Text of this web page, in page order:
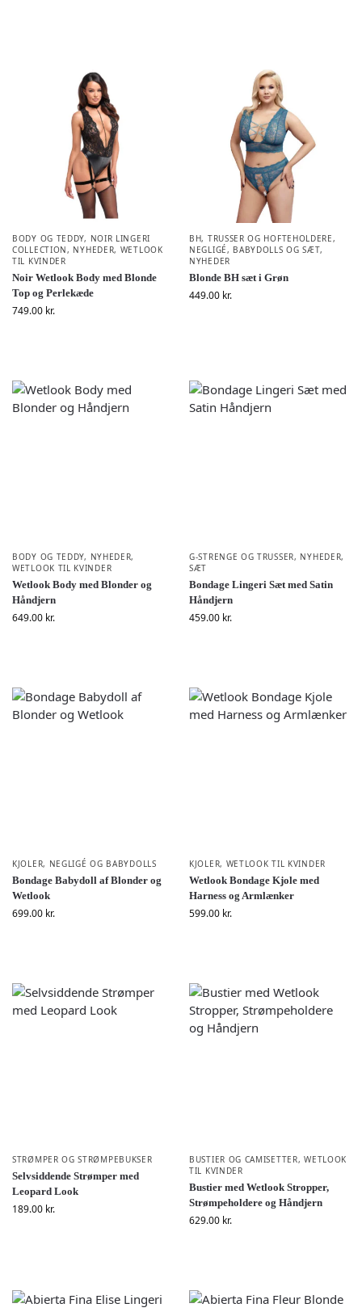
BODY OG TEDDY, NOIR LINGERI
COLLECTION, NYHEDER, WETLOOK
TIL KVINDER
Noir Wetlook Body med Blonde
Top og Perlekæde
749.00 kr.
BH, TRUSSER OG HOFTEHOLDERE,
NEGLIGÉ, BABYDOLLS OG SÆT,
NYHEDER
Blonde BH sæt i Grøn
449.00 kr.
BODY OG TEDDY, NYHEDER,
WETLOOK TIL KVINDER
Wetlook Body med Blonder og
Håndjern
649.00 kr.
G-STRENGE OG TRUSSER, NYHEDER,
SÆT
Bondage Lingeri Sæt med Satin
Håndjern
459.00 kr.
KJOLER, NEGLIGÉ OG BABYDOLLS
Bondage Babydoll af Blonder og
Wetlook
699.00 kr.
KJOLER, WETLOOK TIL KVINDER
Wetlook Bondage Kjole med
Harness og Armlænker
599.00 kr.
STRØMPER OG STRØMPEBUKSER
Selvsiddende Strømper med
Leopard Look
189.00 kr.
BUSTIER OG CAMISETTER,WETLOOK
TIL KVINDER
Bustier med Wetlook Stropper,
Strømpeholdere og Håndjern
629.00 kr.